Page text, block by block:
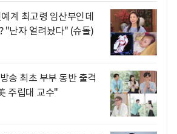
계 최고령 임산부인데
"난자 얼려놨다" (슈돌)
송 최초 부부 동반 출격
주립대 교수"